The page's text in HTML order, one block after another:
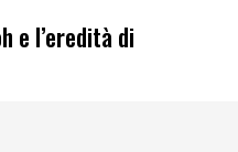
e l’eredità di